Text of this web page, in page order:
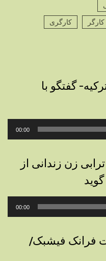
کارگری
گفتگو با
00:00
زن زندانی از
00:00
فرانک فیشبک/